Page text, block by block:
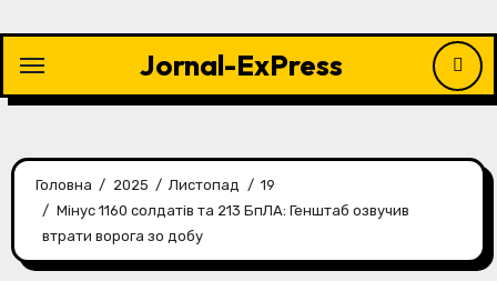
контенту
Jornal-ExPress
Головна 2025 Листопад
19
Мінус 1160 солдатів та 213 БпЛА: Генштаб озвучив
втрати ворога зо добу